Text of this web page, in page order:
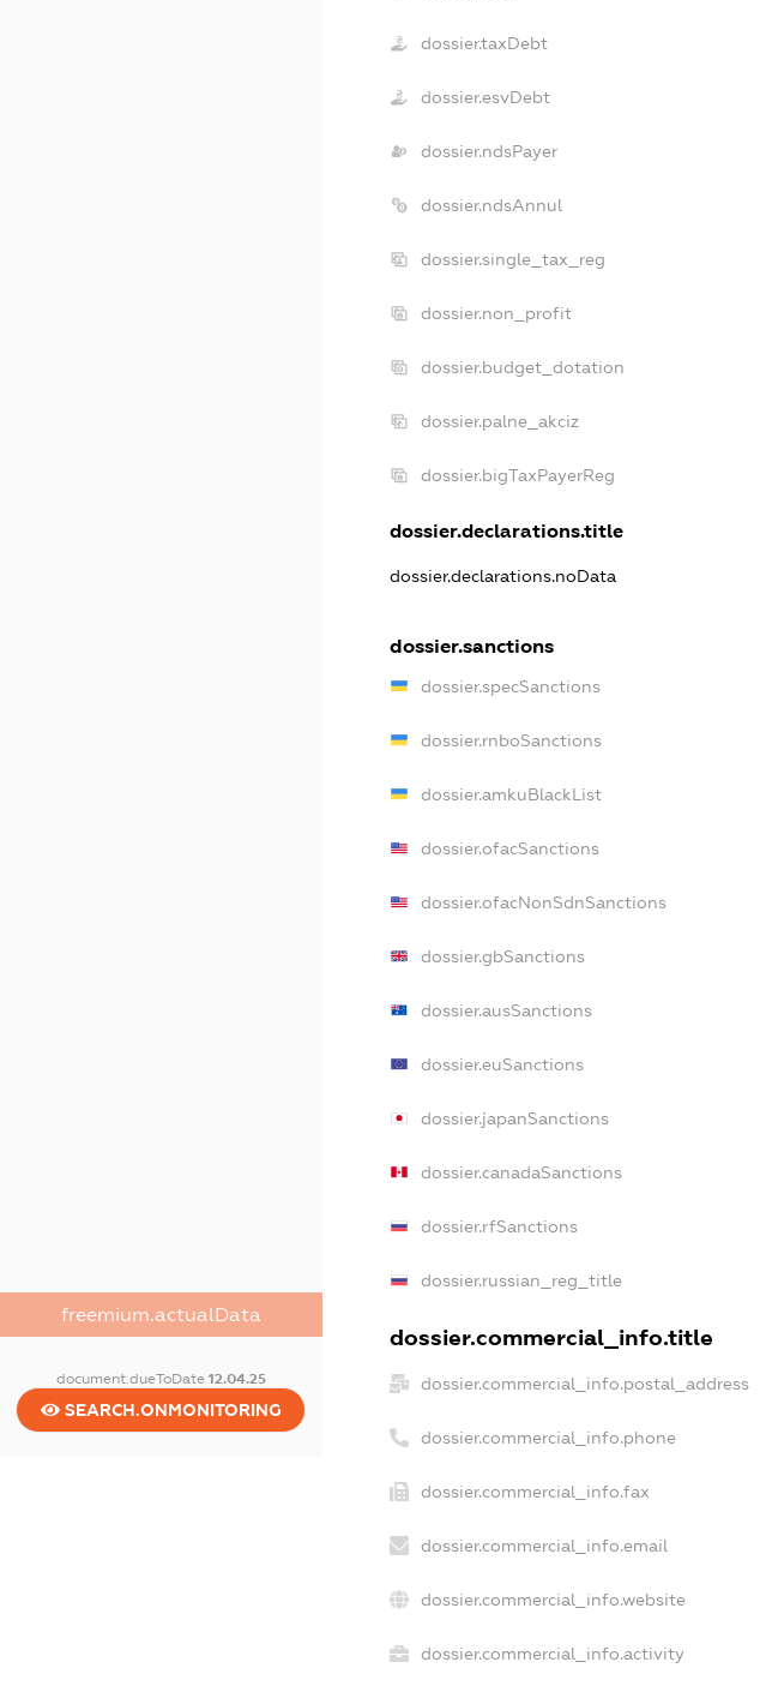
freemium.actualData
document.dueToDate 12.04.25
SEARCH.ONMONITORING
dossier.taxDebt
dossier.esvDebt
dossier.ndsPayer
dossier.ndsAnnul
dossier.single_tax_reg
dossier.non_profit
dossier.budget_dotation
dossier.palne_akciz
dossier.bigTaxPayerReg
dossier.declarations.title
dossier.declarations.noData
dossier.sanctions
dossier.specSanctions
dossier.rnboSanctions
dossier.amkuBlackList
dossier.ofacSanctions
dossier.ofacNonSdnSanctions
dossier.gbSanctions
dossier.ausSanctions
dossier.euSanctions
dossier.japanSanctions
dossier.canadaSanctions
dossier.rfSanctions
dossier.russian_reg_title
dossier.commercial_info.title
dossier.commercial_info.postal_address
dossier.commercial_info.phone
dossier.commercial_info.fax
dossier.commercial_info.email
dossier.commercial_info.website
dossier.commercial_info.activity